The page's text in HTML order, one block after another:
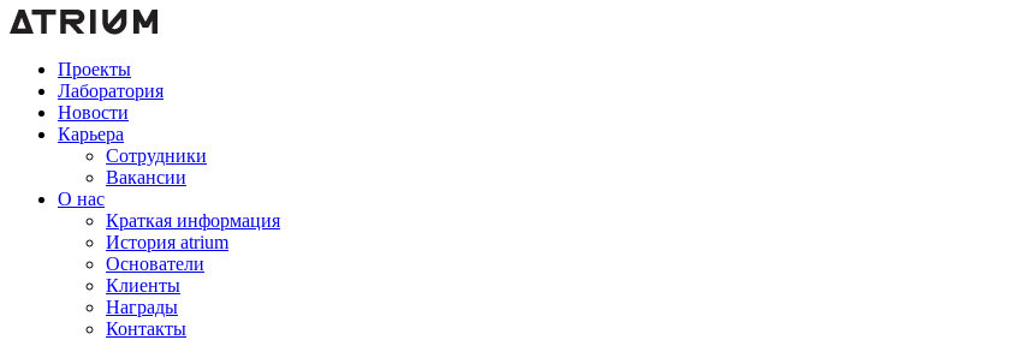
Проекты
Лаборатория
Новости
Карьера
Сотрудники
Вакансии
О нас
Краткая информация
История atrium
Основатели
Клиенты
Награды
Контакты